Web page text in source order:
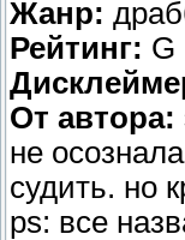
Жанр:
Рейтинг: G
От автора:
не
судить. но
ps: все